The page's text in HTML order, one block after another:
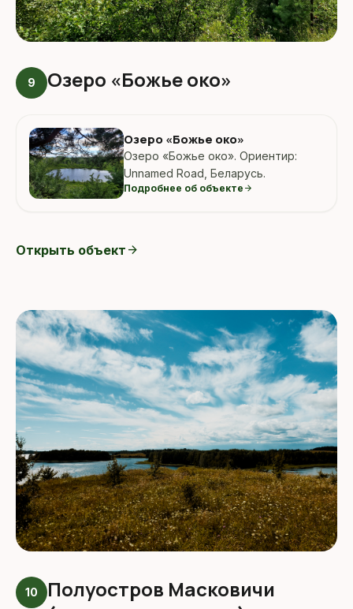
9 Озеро «Божье око»
Озеро «Божье око»
Озеро «Божье око». Ориентир:
Unnamed Road, Беларусь.
Подробнее об объекте arrow_forward
Открыть объект arrow_forward
10
Полуостров Масковичи